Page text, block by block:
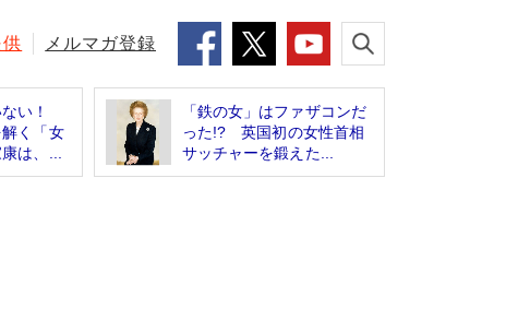
メルマガ登録
い！
く「女
は、...
「鉄の女」はファザコンだ
った!? 英国初の女性首相
サッチャーを鍛えた...